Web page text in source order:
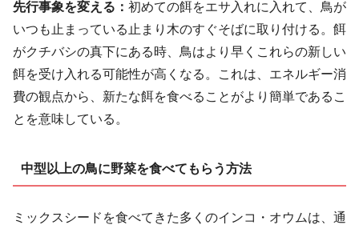
先行事象を変える： 初めての餌をエサ入れに入れて、鳥が
いつも止まっている止まり木のすぐそばに取り付ける。餌
がクチバシの真下にある時、鳥はより早くこれらの新しい
餌を受け入れる可能性が高くなる。これは、エネルギー消
費の観点から、新たな餌を食べることがより簡単であるこ
とを意味している。
中型以上の鳥に野菜を食べてもらう方法
ミックスシードを食べてきた多くのインコ・オウムは、通